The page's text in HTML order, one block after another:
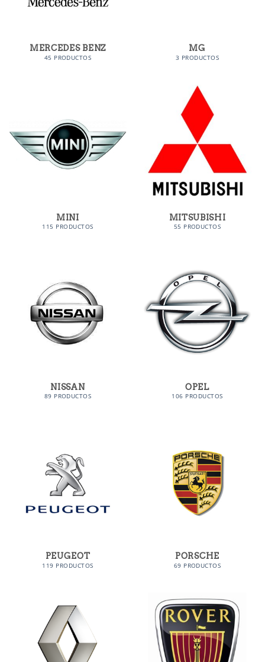
MERCEDES BENZ
45 PRODUCTOS
MG
3 PRODUCTOS
MINI
115 PRODUCTOS
MITSUBISHI
55 PRODUCTOS
NISSAN
89 PRODUCTOS
OPEL
106 PRODUCTOS
PEUGEOT
119 PRODUCTOS
PORSCHE
69 PRODUCTOS